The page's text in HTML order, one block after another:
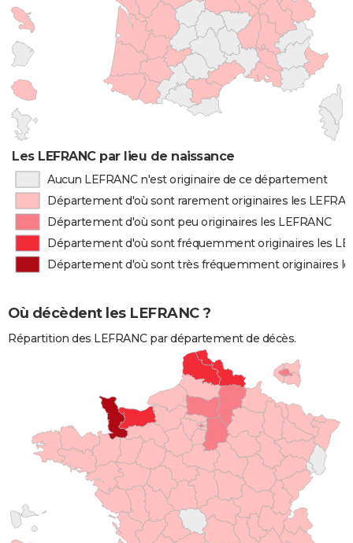
Les LEFRANC par lieu de naissance
Aucun LEFRANC n'est originaire de ce département
Département d'où sont rarement originaires les
Département d'où sont peu originaires les LEFRANC
Département d'où sont fréquemment originaires les
Département d'où sont très fréquemment originaires
Où décèdent les LEFRANC ?
Répartition des LEFRANC par département de décès.